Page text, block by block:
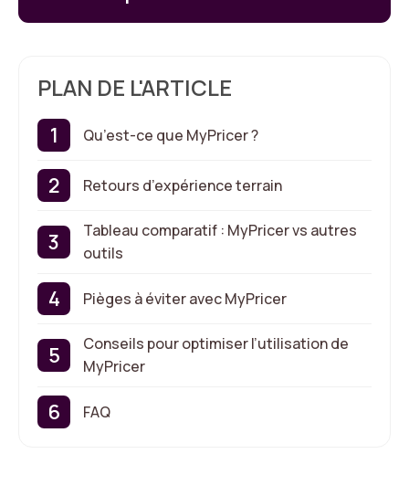
PLAN DE L'ARTICLE
Qu’est-ce que MyPricer ?
Retours d’expérience terrain
Tableau comparatif : MyPricer vs autres
outils
Pièges à éviter avec MyPricer
Conseils pour optimiser l’utilisation de
MyPricer
FAQ